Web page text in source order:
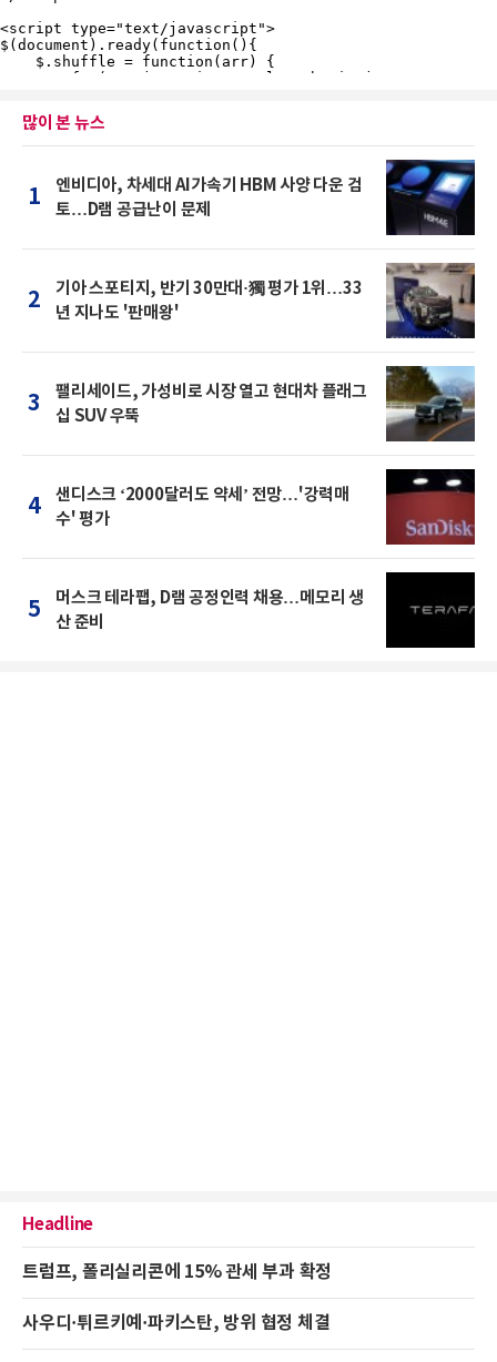
많이 본 뉴스
1
엔비디아, 차세대 AI가속기 HBM 사양 다운 검
토…D램 공급난이 문제
2
기아 스포티지, 반기 30만대·獨 평가 1위…33
년 지나도 '판매왕'
3
팰리세이드, 가성비로 시장 열고 현대차 플래그
십 SUV 우뚝
4
샌디스크 ‘2000달러도 약세’ 전망…'강력매
수' 평가
5
머스크 테라팹, D램 공정인력 채용…메모리 생
산 준비
Headline
트럼프, 폴리실리콘에 15% 관세 부과 확정
사우디·튀르키예·파키스탄, 방위 협정 체결